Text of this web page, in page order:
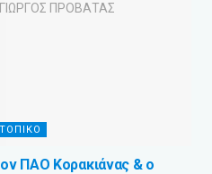
ΤΟΠΙΚΟ
ΠΑΟ Κορακιάνας & ο